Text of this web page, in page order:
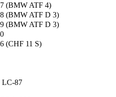
(BMW ATF 4)
(BMW ATF D 3)
(BMW ATF D 3)
(CHF 11 S)
LC-87